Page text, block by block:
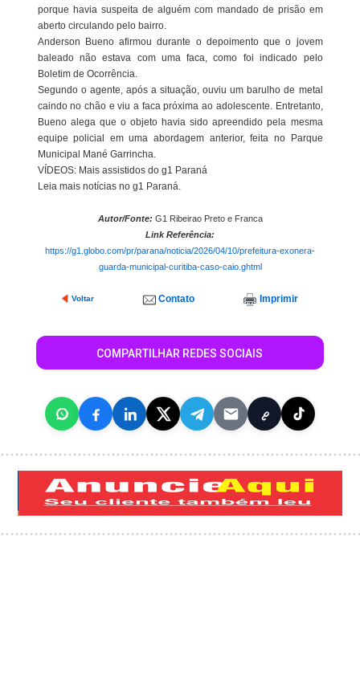
porque havia suspeita de alguém com mandado de prisão em
aberto circulando pelo bairro.
Anderson Bueno afirmou durante o depoimento que o jovem
baleado não estava com uma faca, como foi indicado pelo
Boletim de Ocorrência.
Segundo o agente, após a situação, ouviu um barulho de metal
caindo no chão e viu a faca próxima ao adolescente. Entretanto,
Bueno alega que o objeto havia sido apreendido pela mesma
equipe policial em uma abordagem anterior, feita no Parque
Municipal Mané Garrincha.
VÍDEOS: Mais assistidos do g1 Paraná
Leia mais notícias no g1 Paraná.
Autor/Fonte: G1 Ribeirao Preto e Franca
Link Referência:
https://g1.globo.com/pr/parana/noticia/2026/04/10/prefeitura-exonera-
guarda-municipal-curitiba-caso-caio.ghtml
Voltar Contato Imprimir
COMPARTILHAR REDES SOCIAIS